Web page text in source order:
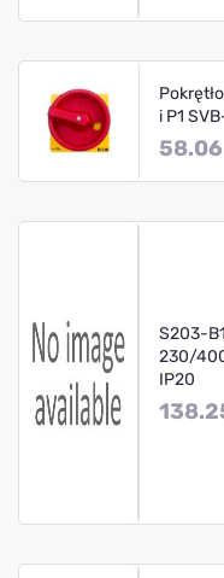
i P1
58.06
S203-
230/
IP20